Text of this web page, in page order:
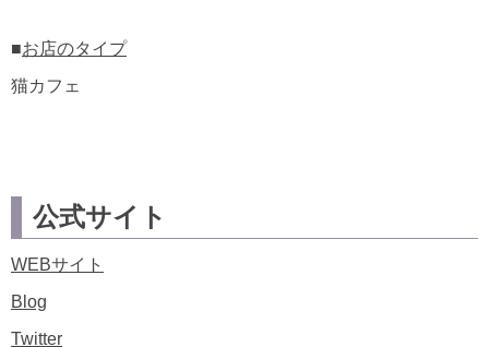
■お店のタイプ
猫カフェ
公式サイト
WEBサイト
Blog
Twitter